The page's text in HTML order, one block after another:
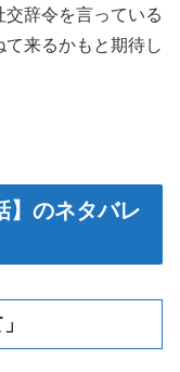
交辞令を言っている
来るかもと期待し
】のネタバレ